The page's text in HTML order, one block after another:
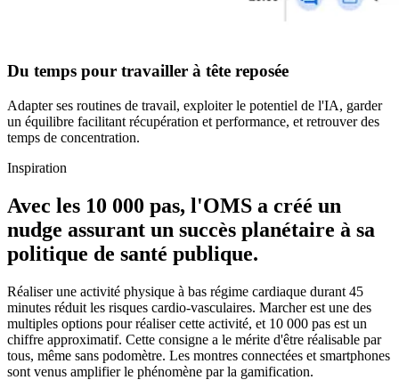
Du temps pour travailler à tête reposée
Adapter ses routines de travail, exploiter le potentiel de l'IA, garder
un équilibre facilitant récupération et performance, et retrouver des
temps de concentration.
Inspiration
Avec les 10 000 pas, l'OMS a créé un
nudge assurant un succès planétaire à sa
politique de santé publique.
Réaliser une activité physique à bas régime cardiaque durant 45
minutes réduit les risques cardio-vasculaires. Marcher est une des
multiples options pour réaliser cette activité, et 10 000 pas est un
chiffre approximatif. Cette consigne a le mérite d'être réalisable par
tous, même sans podomètre. Les montres connectées et smartphones
sont venus amplifier le phénomène par la gamification.